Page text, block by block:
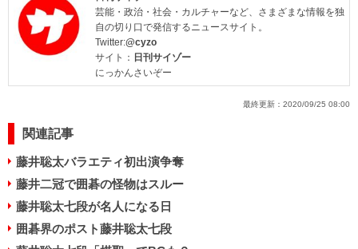
芸能・政治・社会・カルチャーなど、さまざまな情報を独
自の切り口で発信するニュースサイト。
Twitter:@cyzo
サイト： 日刊サイゾー
にっかんさいぞー
最終更新： 2020/09/25 08:00
関連記事
藤井聡太バラエティ初出演争奪
藤井二冠で囲碁の怪物はスルー
藤井聡太七段が名人になる日
囲碁界のポスト藤井聡太七段